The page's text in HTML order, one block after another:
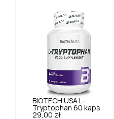
BIOTECH USA
L-
Tryptophan 60 kaps.
29,00 zł